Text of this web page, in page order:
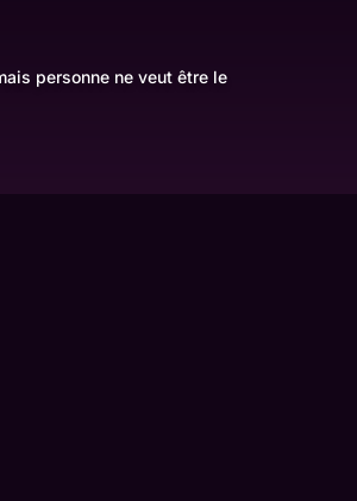
personne ne veut être le